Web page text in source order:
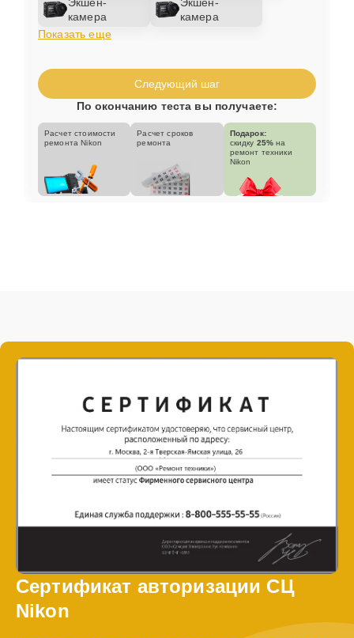
камера
камера
Показать еще
Следующий шаг
По окончанию теста вы получаете:
Расчет стоимости
ремонта Nikon
Расчет сроков
ремонта
Подарок:
скидку 25% на
ремонт техники
Nikon
Сертификат авторизации СЦ
Nikon